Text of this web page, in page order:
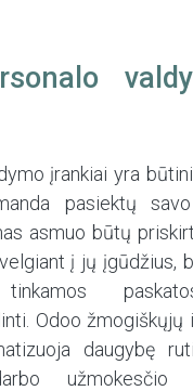
įrankiai yra
pasiektų
asmuo būtų
į jų įgūdžius,
tinkamos
Odoo žmogiškųjų
daugybę
užmokesčio